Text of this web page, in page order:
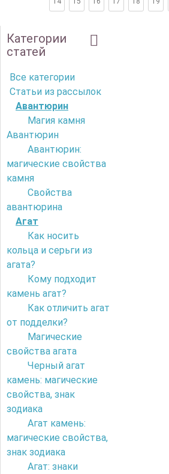
Категории
статей
Все категории
Статьи из рассылок
Авантюрин
Магия камня
Авантюрин
Авантюрин:
магические свойства
камня
Свойства
авантюрина
Агат
Как носить
кольца и серьги из
агата?
Кому подходит
камень агат?
Как отличить агат
от подделки?
Магические
свойства агата
Черный агат
камень: магические
свойства, знак
зодиака
Агат камень:
магические свойства,
знак зодиака
Агат: знаки